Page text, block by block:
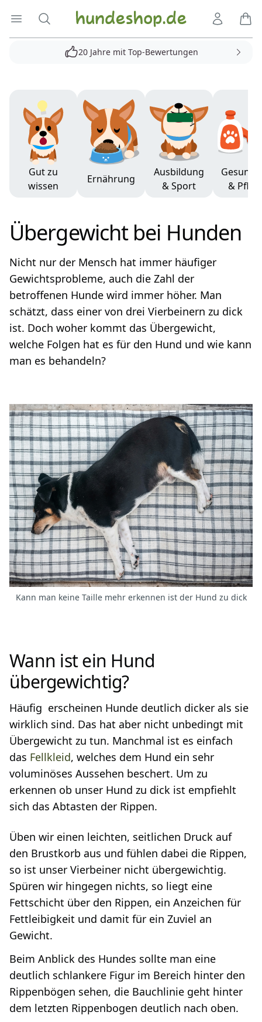
Menü öffnen
Suche Hundeshop.de
20 Jahre mit Top-Bewertungen
Gut zu
wissen
Ernährung
Ausbildung
& Sport
&
Übergewicht bei Hunden
Nicht nur der Mensch hat immer häufiger
Gewichtsprobleme, auch die Zahl der
betroffenen Hunde wird immer höher. Man
schätzt, dass einer von drei Vierbeinern zu dick
ist. Doch woher kommt das Übergewicht,
welche Folgen hat es für den Hund und wie kann
man es behandeln?
Kann man keine Taille mehr erkennen ist der Hund zu dick
Wann ist ein Hund
übergewichtig?
Häufig erscheinen Hunde deutlich dicker als sie
wirklich sind. Das hat aber nicht unbedingt mit
Übergewicht zu tun. Manchmal ist es einfach
das Fellkleid, welches dem Hund ein sehr
voluminöses Aussehen beschert. Um zu
erkennen ob unser Hund zu dick ist empfiehlt
sich das Abtasten der Rippen.
Üben wir einen leichten, seitlichen Druck auf
den Brustkorb aus und fühlen dabei die Rippen,
so ist unser Vierbeiner nicht übergewichtig.
Spüren wir hingegen nichts, so liegt eine
Fettschicht über den Rippen, ein Anzeichen für
Fettleibigkeit und damit für ein Zuviel an
Gewicht.
Beim Anblick des Hundes sollte man eine
deutlich schlankere Figur im Bereich hinter den
Rippenbögen sehen, die Bauchlinie geht hinter
dem letzten Rippenbogen deutlich nach oben.